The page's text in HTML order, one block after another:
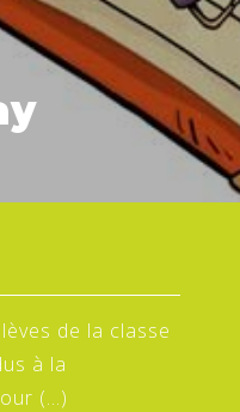
de la classe
à la
(…)